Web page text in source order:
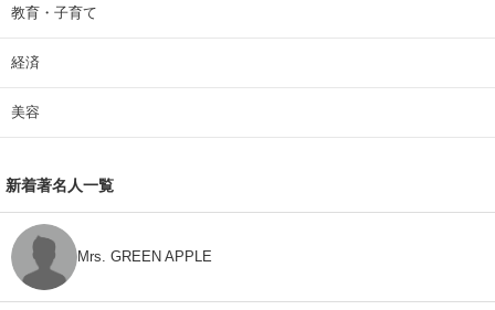
教育・子育て
経済
美容
新着著名人一覧
Mrs. GREEN APPLE